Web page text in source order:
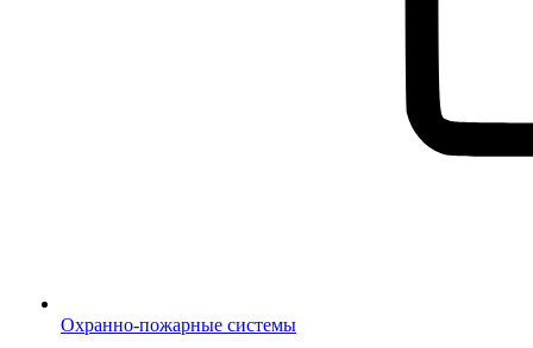
Охранно-пожарные системы